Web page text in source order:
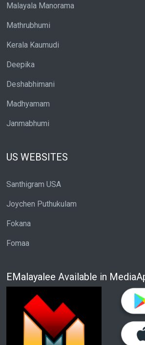
Malayala Manorama
Mathrubhumi
Kerala Kaumudi
Deepika
Deshabhimani
Madhyamam
Janmabhumi
US WEBSITES
Santhigram USA
Joychen Puthukulam
Fokana
Fomaa
EMalayalee Available in